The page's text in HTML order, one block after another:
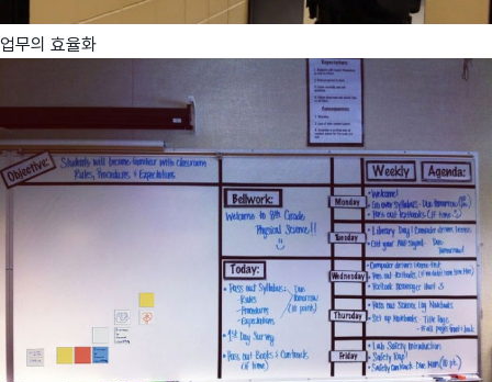
업무의 효율화